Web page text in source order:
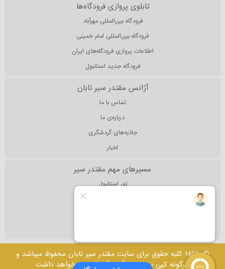
تابلوی پروازی فرودگاه‌ها
فرودگاه بین‌المللی مهرآباد
فرودگاه بین‌المللی امام خمینی
اطلاعات پروازی فرودگاه‌های ایران
فرودگاه جدید استانبول
آژانس مقتدر سیر تابان
تماس با ما
درباره‌ی ما
جاذبه‌های گردشگری
اخبار
مسیرهای مهم مقتدر سیر
تور استانبول
1405 کلیه حقوق برای سایت مقتدر سیر تابان محفوظ میباشد و
هرگونه کپی برداری از آن پیگرد قانونی خواهد داشت